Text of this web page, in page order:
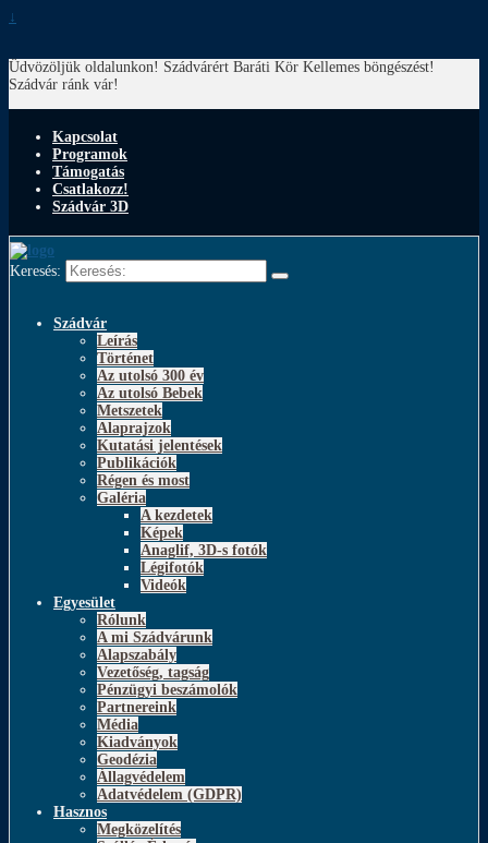
↓
Üdvözöljük oldalunkon! Szádvárért Baráti Kör Kellemes böngészést!
Szádvár ránk vár!
Kapcsolat
Programok
Támogatás
Csatlakozz!
Szádvár 3D
Keresés:
Szádvár
Leírás
Történet
Az utolsó 300 év
Az utolsó Bebek
Metszetek
Alaprajzok
Kutatási jelentések
Publikációk
Régen és most
Galéria
A kezdetek
Képek
Anaglif, 3D-s fotók
Légifotók
Videók
Egyesület
Rólunk
A mi Szádvárunk
Alapszabály
Vezetőség, tagság
Pénzügyi beszámolók
Partnereink
Média
Kiadványok
Geodézia
Állagvédelem
Adatvédelem (GDPR)
Hasznos
Megközelítés